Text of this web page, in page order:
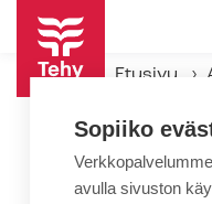
Hyppää
pääsisältöön
Etusivu
Sopiiko
avulla sivuston